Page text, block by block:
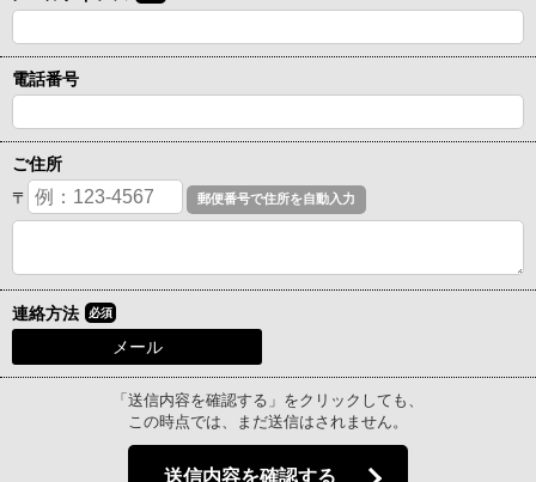
電話番号
ご住所
〒
連絡方法 必須
メール
「送信内容を確認する」をクリックしても、
この時点では、まだ送信はされません。
送信内容を確認する